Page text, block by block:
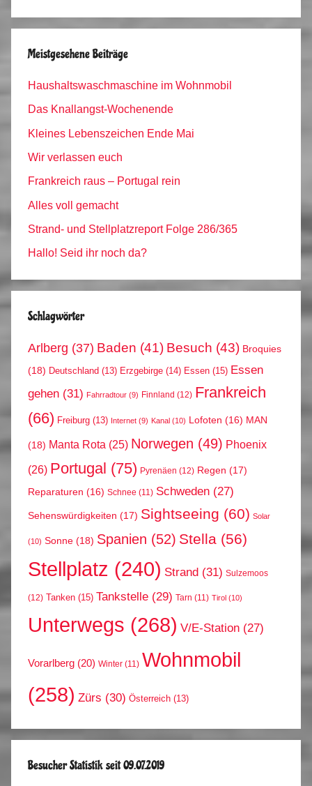
Meistgesehene Beiträge
Haushaltswaschmaschine im Wohnmobil
Das Knallangst-Wochenende
Kleines Lebenszeichen Ende Mai
Wir verlassen euch
Frankreich raus – Portugal rein
Alles voll gemacht
Strand- und Stellplatzreport Folge 286/365
Hallo! Seid ihr noch da?
Schlagwörter
Arlberg (37) Baden (41) Besuch (43) Broquies
(18) Deutschland (13) Erzgebirge (14) Essen (15) Essen
gehen (31) Fahrradtour (9) Finnland (12) Frankreich
(66) Freiburg (13) Internet (9) Kanal (10) Lofoten (16) MAN
(18) Manta Rota (25) Norwegen (49) Phoenix
(26) Portugal (75) Pyrenäen (12) Regen (17)
Reparaturen (16) Schnee (11) Schweden (27)
Sehenswürdigkeiten (17) Sightseeing (60) Solar
(10) Sonne (18) Spanien (52) Stella (56)
Stellplatz (240) Strand (31) Sulzemoos
(12) Tanken (15) Tankstelle (29) Tarn (11) Tirol (10)
Unterwegs (268) V/E-Station (27)
Vorarlberg (20) Winter (11) Wohnmobil
(258) Zürs (30) Österreich (13)
Besucher Statistik seit 09.07.2019